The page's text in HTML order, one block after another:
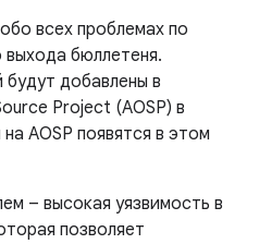
всех проблемах по
бюллетеня.
будут добавлены в
Project (AOSP) в
AOSP появятся в этом
– высокая уязвимость в
позволяет